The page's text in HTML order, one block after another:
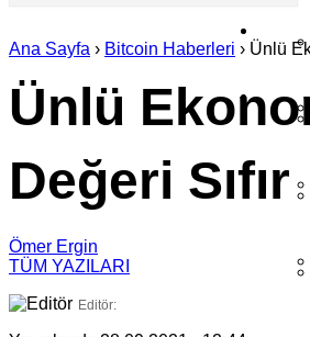
Ana Sayfa › Bitcoin Haberleri › Ünlü
Ünlü
Değeri Sıfır
Ömer Ergin
TÜM YAZILARI
Editör: